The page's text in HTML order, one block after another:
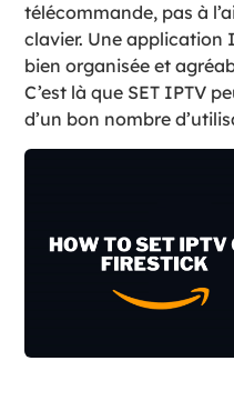
télécommande, pas à
clavier. Une application
bien organisée et
C’est là que SET IPTV
d’un bon nombre